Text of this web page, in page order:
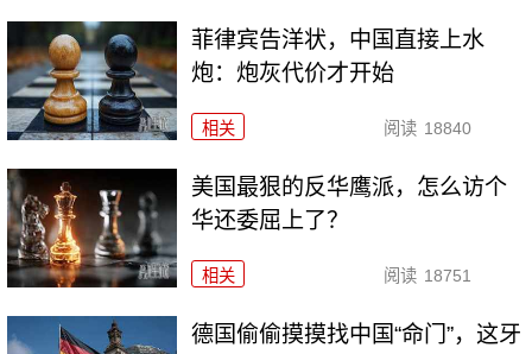
菲律宾告洋状，中国直接上水
炮：炮灰代价才开始
相关 阅读 18840
美国最狠的反华鹰派，怎么访个
华还委屈上了？
相关 阅读 18751
德国偷偷摸摸找中国“命门”，这牙